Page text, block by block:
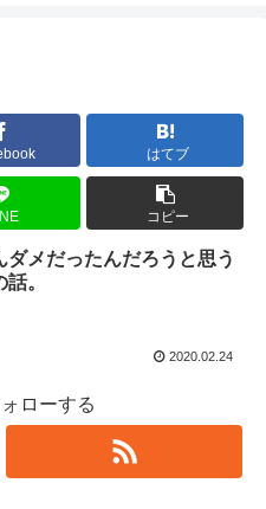
はてブ
コピー
ダメだったんだろうと思う
。
2020.02.24
ローする